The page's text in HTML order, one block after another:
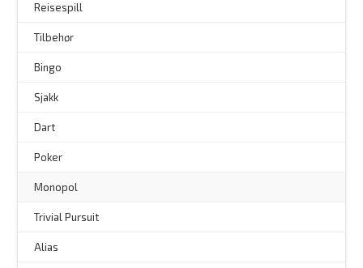
Reisespill
Tilbehør
Bingo
Sjakk
Dart
Poker
Monopol
Trivial Pursuit
Alias